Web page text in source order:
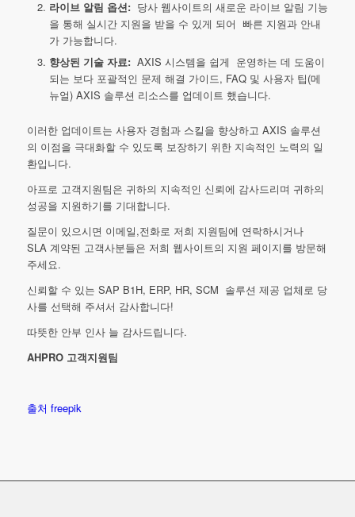
라이브 알림 옵션:당사 웹사이트의 새로운 라이브 알림 기능
을 통해 실시간 지원을 받을 수 있게 되어 빠른 지원과 안내
가 가능합니다.
향상된 기술 자료:AXIS 시스템을 쉽게 운영하는 데 도움이
되는 보다 포괄적인 문제 해결 가이드, FAQ 및 사용자 팁(메
뉴얼) AXIS 솔루션 리소스를 업데이트 했습니다.
이러한 업데이트는 사용자 경험과 스킬을 향상하고 AXIS 솔루션
의 이점을 극대화할 수 있도록 보장하기 위한 지속적인 노력의 일
환입니다.
아프로 고객지원팀은 귀하의 지속적인 신뢰에 감사드리며 귀하의
성공을 지원하기를 기대합니다.
질문이 있으시면 이메일,전화로 저희 지원팀에 연락하시거나
SLA 계약된 고객사분들은 저희 웹사이트의 지원 페이지를 방문해
주세요.
신뢰할 수 있는 SAP B1H, ERP, HR, SCM 솔루션 제공 업체로 당
사를 선택해 주셔서 감사합니다!
따뜻한 안부 인사 늘 감사드립니다.
AHPRO 고객지원팀
출처 freepik